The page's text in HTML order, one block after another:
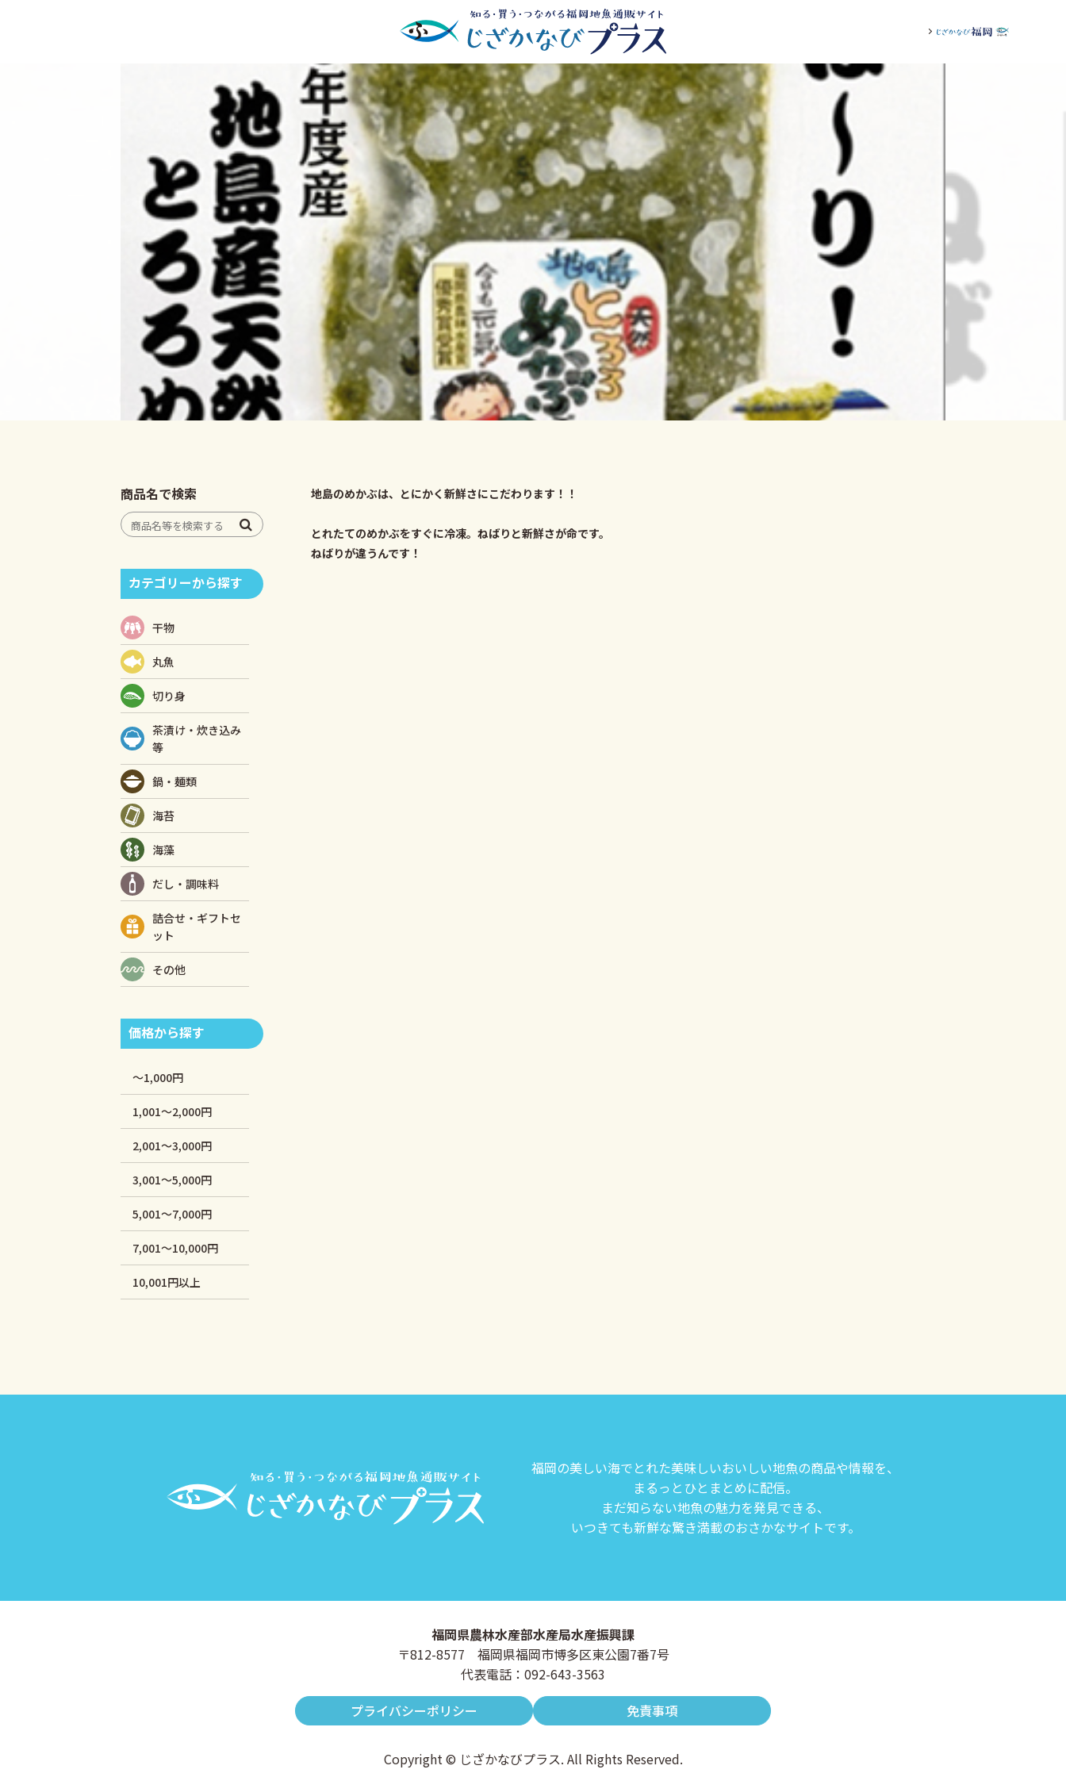
地島のめかぶは、とにかく新鮮さにこだわります！！
とれたてのめかぶをすぐに冷凍。ねばりと新鮮さが命です。
ねばりが違うんです！
商品名で検索
カテゴリーから探す
干物
丸魚
切り身
茶漬け・炊き込み
等
鍋・麺類
海苔
海藻
だし・調味料
詰合せ・ギフトセ
ット
その他
価格から探す
～1,000円
1,001～2,000円
2,001～3,000円
3,001～5,000円
5,001～7,000円
7,001～10,000円
10,001円以上
福岡の美しい海でとれた美味しいおいしい地魚の商品や情報を、
まるっとひとまとめに配信。
まだ知らない地魚の魅力を発見できる、
いつきても新鮮な驚き満載のおさかなサイトです。
福岡県農林水産部水産局水産振興課
〒812-8577 福岡県福岡市博多区東公園7番7号
代表電話：092-643-3563
プライバシーポリシー
免責事項
Copyright © じざかなびプラス. All Rights Reserved.